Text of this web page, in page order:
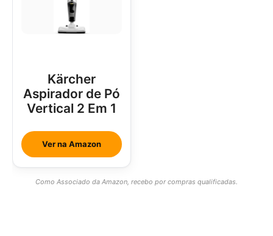
Kärcher
Aspirador de Pó
Vertical 2 Em 1
Ver na Amazon
Como Associado da Amazon, recebo por compras qualificadas.